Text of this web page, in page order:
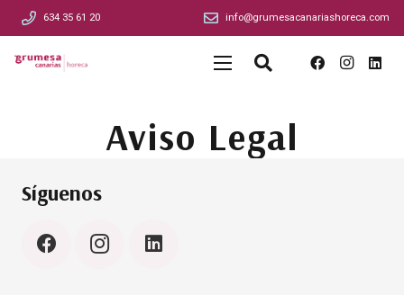
634 35 61 20 info@grumesacanariashoreca.com
Aviso Legal
Síguenos